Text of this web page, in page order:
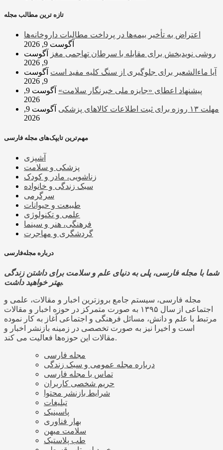
تازه ترین مطالب مجله
اعتراض به تأخیر بیمه‌ها در پرداخت مطالبات داروخانه‌ها
آگوست 9, 2026
روشی نویدبخش برای مقابله با سرطان تهاجمی مغز
آگوست
9, 2026
آیا ماءالشعیر برای جلوگیری از سنگ کلیه مفید است آگوست
9, 2026
پیشنهاد اعطای «جایزه ملی خبرنگار سلامت»
آگوست 9,
2026
مهلت ۱۳ روزه برای ثبت اطلاعات کالاهای پزشکی
آگوست 9,
2026
مهم‌ترین تایپک‌های مجله فارسی
آشپزی
پزشکی و سلامت
زناشویی، مادر و کودک
سبک زندگی و خانواده
سرگرمی
طبیعت و حیوانات
علمی و تکنولوژی
فرهنگی، هنر و سینما
گردشگری و مهاجرت
درباره مجله‌فارسی
شما با مجله فارسی، پلی به دنیای علم و سلامت برای داشتن زندگی
بهتر خواهید داشت.
مجله فارسی، سیستم جامع بروزترین اخبار و مقالات، علمی و
اجتماعی از سال ۱۳۹۵ به صورت متمرکز در حوزه اخبار و مقالات
مرتبط با علم و دانش، مسائل فرهنگی و اجتماعی آغاز به کار نموده
است و اخیرا نیز به صورت تخصصی در زمینه بازنشر اخبار و
مقالات این حوزه‌ها فعالیت می کند.
مجله فارسی
درباره مجله عمومی و سبک زندگی
تماس با مجله فارسی
حریم شخصی کاربران
شرایط بازنشر محتوا
تبلیغات
پاسینیک
بهار فناوری
سلامت میهن
طب پلاستیک